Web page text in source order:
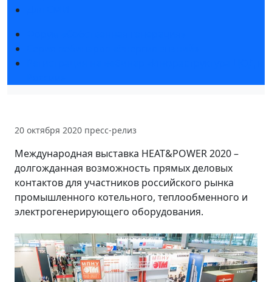
20 октября 2020 пресс-релиз
Международная выставка HEAT&POWER 2020 –
долгожданная возможность прямых деловых
контактов для участников российского рынка
промышленного котельного, теплообменного и
электрогенерирующего оборудования.